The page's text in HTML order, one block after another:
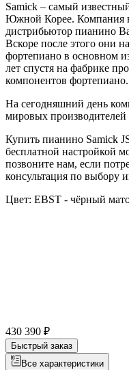
Samick – самый
Южной Корее. Компания
дистрибьютор пианино
Вскоре после этого они
фортепиано в основном
лет спустя на фабрике
компонентов фортепиано.
На сегодняшний день
мировых производителей
Купить пианино Samick
бесплатной настройкой
позвоните нам, если
консультация по выбору
Цвет: EBST - чёрный
430 390 ₽
Быстрый заказ
Все характеристики